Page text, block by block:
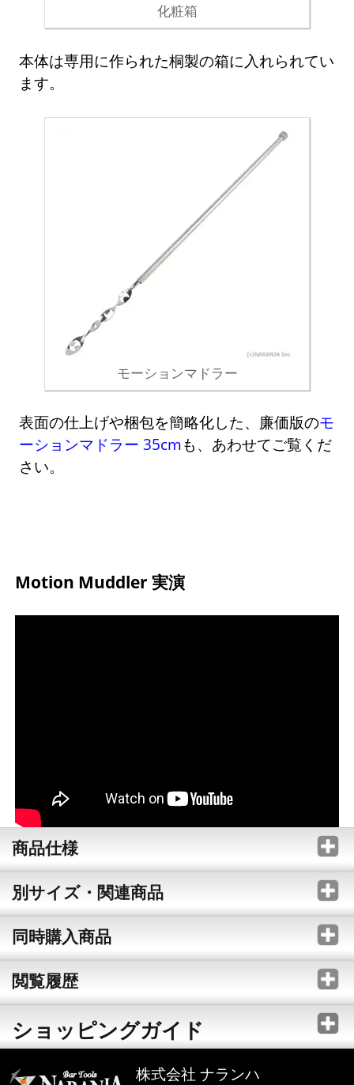
化粧箱
本体は専用に作られた桐製の箱に入れられてい
ます。
モーションマドラー
表面の仕上げや梱包を簡略化した、廉価版のモ
ーションマドラー 35cmも、あわせてご覧くだ
さい。
Motion Muddler 実演
商品仕様
別サイズ・関連商品
同時購入商品
閲覧履歴
ショッピングガイド
株式会社 ナランハ